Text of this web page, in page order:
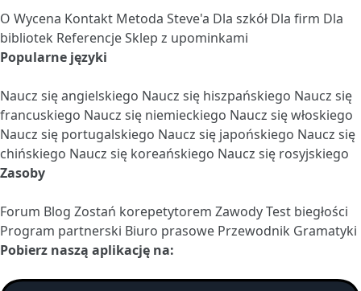
O Wycena Kontakt Metoda Steve'a Dla szkół Dla firm Dla
bibliotek ReferencjeSklep z upominkami
Popularne języki
Naucz się angielskiego Naucz się hiszpańskiego Naucz się
francuskiego Naucz się niemieckiego Naucz się włoskiego
Naucz się portugalskiego Naucz się japońskiego Naucz się
chińskiego Naucz się koreańskiego Naucz się rosyjskiego
Zasoby
Forum Blog Zostań korepetytorem ZawodyTest biegłości
Program partnerski Biuro prasowe Przewodnik Gramatyki
Pobierz naszą aplikację na: